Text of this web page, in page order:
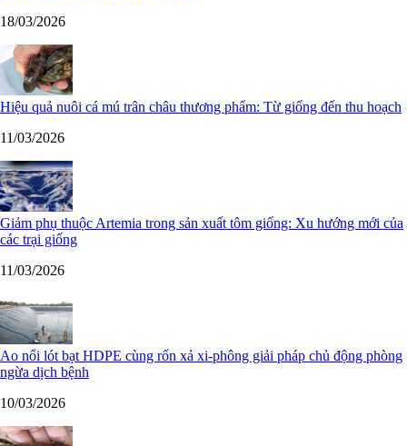
18/03/2026
Hiệu quả nuôi cá mú trân châu thương phẩm: Từ giống đến thu hoạch
11/03/2026
Giảm phụ thuộc Artemia trong sản xuất tôm giống: Xu hướng mới của
các trại giống
11/03/2026
Ao nổi lót bạt HDPE cùng rốn xả xi-phông giải pháp chủ động phòng
ngừa dịch bệnh
10/03/2026